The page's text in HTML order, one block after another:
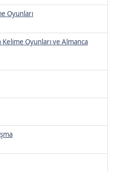
Oyunları
Oyunları ve Almanca